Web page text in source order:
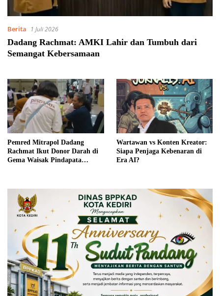
Berita 1 Juli 2026
Dadang Rachmat: AMKI Lahir dan Tumbuh dari
Semangat Kebersamaan
Pemred Mitrapol Dadang
Rachmat Ikut Donor Darah di
Gema Waisak Pindapata
Wartawan vs Konten Kreator:
Siapa Penjaga Kebenaran di
Era AI?